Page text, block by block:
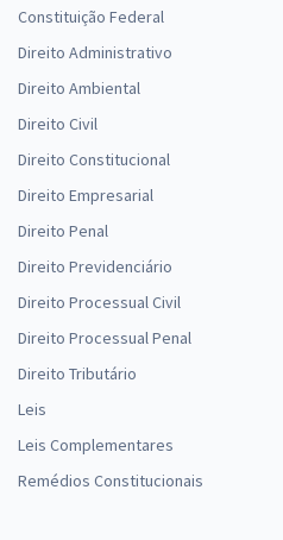
Constituição Federal
Direito Administrativo
Direito Ambiental
Direito Civil
Direito Constitucional
Direito Empresarial
Direito Penal
Direito Previdenciário
Direito Processual Civil
Direito Processual Penal
Direito Tributário
Leis
Leis Complementares
Remédios Constitucionais